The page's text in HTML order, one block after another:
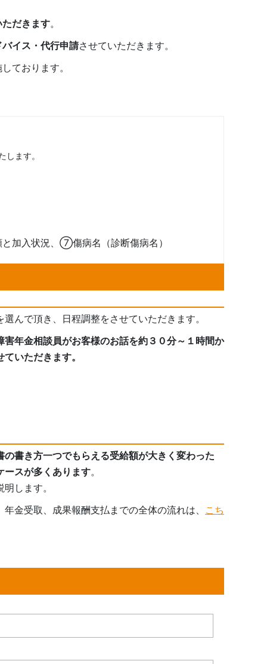
だきます。
バイス・代行申請させていただきます。
ております。
ます。
加入状況、⑦傷病名（診断傷病名）
んで頂き、日程調整をさせていただきます。
年金相談員がお客様のお話を約３０分～１時間か
いただきます。
の書き方一つでもらえる受給額が大きく変わった
ースが多くあります。
します。
金受取、成果報酬支払までの全体の流れは、 こち